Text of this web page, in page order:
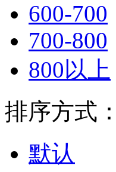
600-700
700-800
800以上
排序方式：
默认